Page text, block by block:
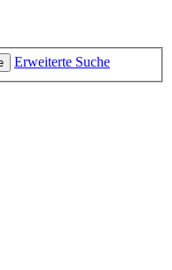
Erweiterte Suche